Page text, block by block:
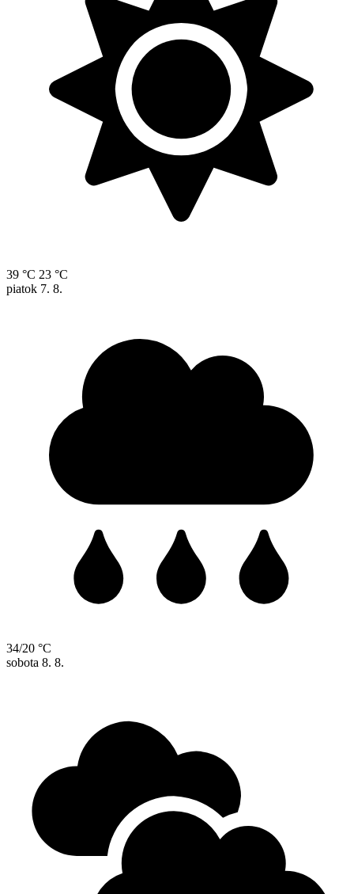
39 °C 23 °C
piatok 7. 8.
34/20 °C
sobota 8. 8.